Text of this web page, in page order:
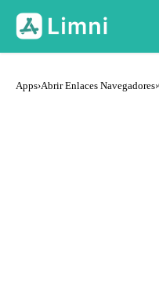
Apps›Abrir Enlaces Navegadores›